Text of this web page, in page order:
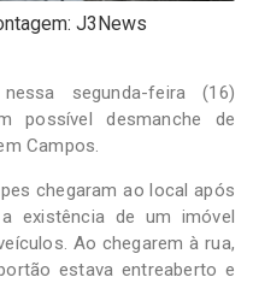
J3News
segunda-feira (16)
possível desmanche de
Campos.
chegaram ao local após
existência de um imóvel
Ao chegarem à rua,
estava entreaberto e